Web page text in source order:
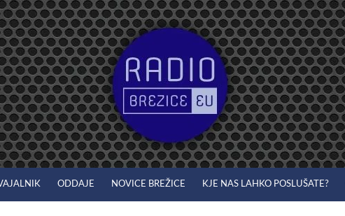
ODDAJE NOVICE BREŽICE KJE NAS LAHKO POSLUŠATE?